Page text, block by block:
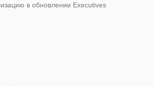
в обновлении Executives